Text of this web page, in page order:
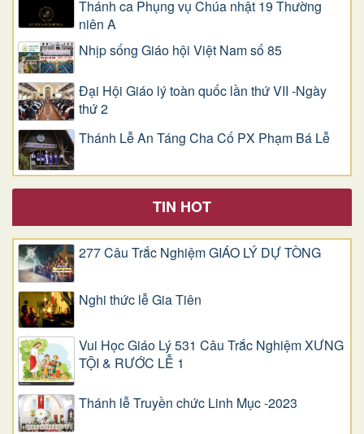
Thánh ca Phụng vụ Chúa nhật 19 Thường
niên A
Nhịp sống Giáo hội Việt Nam số 85
Đại Hội Giáo lý toàn quốc lần thứ VII -Ngày
thứ 2
Thánh Lễ An Táng Cha Cố PX Phạm Bá Lễ
TIN HOT
277 Câu Trắc Nghiệm GIÁO LÝ DỰ TÒNG
Nghi thức lễ Gia Tiên
Vui Học Giáo Lý 531 Câu Trắc Nghiệm XƯNG
TỘI & RƯỚC LỄ 1
Thánh lễ Truyền chức Linh Mục -2023